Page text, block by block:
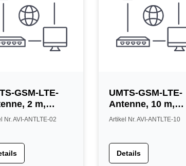
GSM-LTE-
2 m,
Nr. AVI-ANTLTE-02
UMTS-GSM-LTE-
Antenne, 10 m,
weiß
Artikel Nr. AVI-ANTLTE-10
Details